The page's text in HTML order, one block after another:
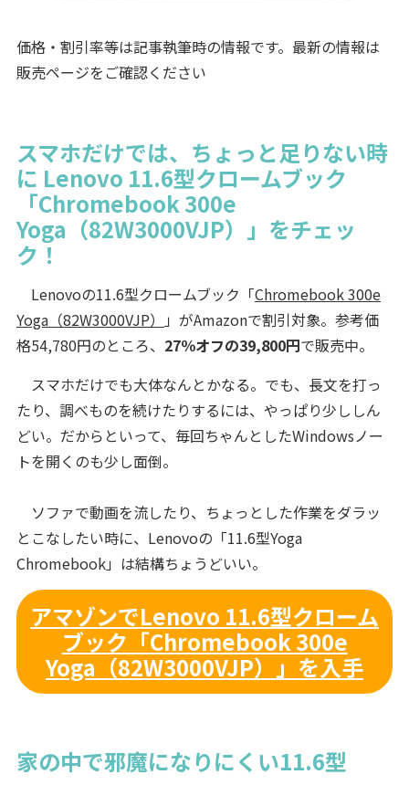
価格・割引率等は記事執筆時の情報です。最新の情報は
販売ページをご確認ください
スマホだけでは、ちょっと足りない時
に Lenovo 11.6型クロームブック
「Chromebook 300e
Yoga（82W3000VJP）」をチェッ
ク！
Lenovoの11.6型クロームブック「Chromebook 300e
Yoga（82W3000VJP）
」がAmazonで割引対象。参考価
格54,780円のところ、 27％オフの39,800円で販売中。
スマホだけでも大体なんとかなる。でも、長文を打っ
たり、調べものを続けたりするには、やっぱり少ししん
どい。だからといって、毎回ちゃんとしたWindowsノー
トを開くのも少し面倒。
ソファで動画を流したり、ちょっとした作業をダラッ
とこなしたい時に、Lenovoの「11.6型Yoga
Chromebook」は結構ちょうどいい。
アマゾンでLenovo 11.6型クローム
ブック「Chromebook 300e
Yoga（82W3000VJP）」を入手
家の中で邪魔になりにくい11.6型